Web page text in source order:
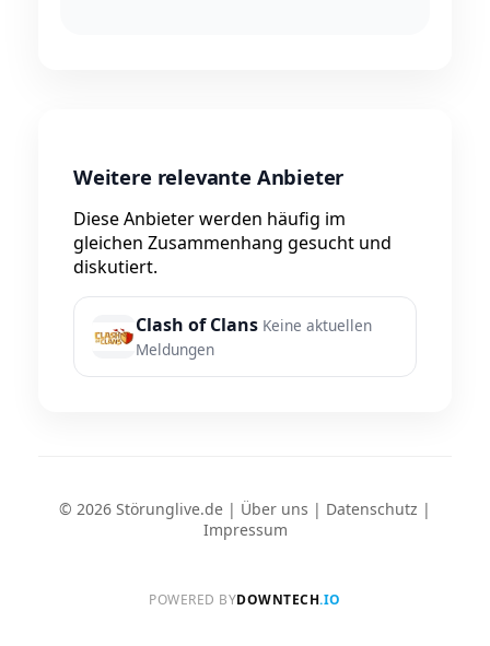
Weitere relevante Anbieter
Diese Anbieter werden häufig im
gleichen Zusammenhang gesucht und
diskutiert.
Clash of Clans Keine aktuellen
Meldungen
© 2026 Störunglive.de | Über uns | Datenschutz |
Impressum
POWERED BYDOWNTECH.IO